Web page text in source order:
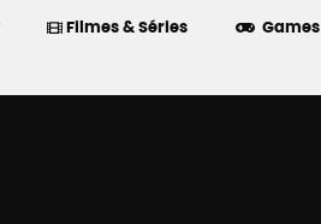
Filmes & Séries Games